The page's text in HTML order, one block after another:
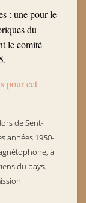
: une pour le
du
le comité
pour cet
de Sent-
années 1950-
à
du pays. Il